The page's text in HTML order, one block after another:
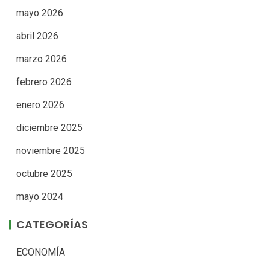
mayo 2026
abril 2026
marzo 2026
febrero 2026
enero 2026
diciembre 2025
noviembre 2025
octubre 2025
mayo 2024
CATEGORÍAS
ECONOMÍA